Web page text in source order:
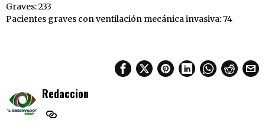
Graves: 233
Pacientes graves con ventilación mecánica invasiva: 74
Redaccion